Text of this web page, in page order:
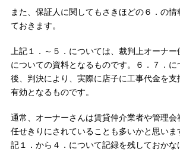
また、保証人に関してもさきほどの６．の情
ておきます。
上記１．～５．については、裁判上オーナ
についての資料となるものです。６．７．に
後、判決により、実際に店子に工事代金を支
有効となるものです。
通常、オーナーさんは賃貸仲介業者や管理会
任せきりにされていることも多いかと思いま
記１．から４．について記録を残しておかな